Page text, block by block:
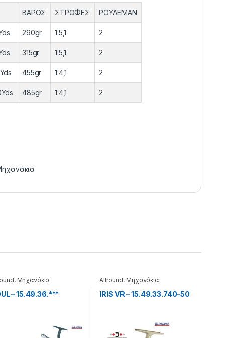
ΒΑΡΟΣ ΣΤΡΟΦΕΣ ΡΟΥΛΕΜΑΝ
290gr 1:5,1 2
315gr 1:5,1 2
455gr 1:4,1 2
485gr 1:4,1 2
, Μηχανάκια
– 15.49.36.***
Allround,Μηχανάκια
IRIS VR – 15.49.33.740-50